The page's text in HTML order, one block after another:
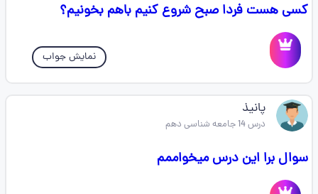
کسی هست فردا صبح شروع کنیم باهم بخونیم؟
نمایش جواب
پانیذ
درس 14 جامعه شناسی دهم
سوال برا این درس میخواممم